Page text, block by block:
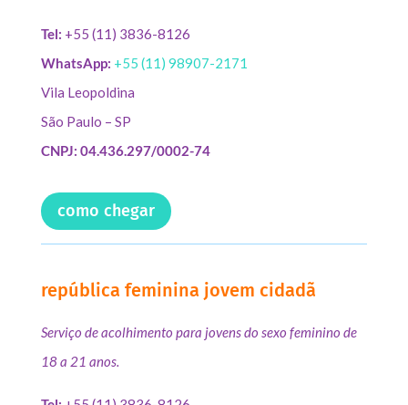
Tel: +55 (11) 3836-8126
WhatsApp: +55 (11) 98907-2171
Vila Leopoldina
São Paulo – SP
CNPJ: 04.436.297/0002-74
como chegar
república feminina jovem cidadã
Serviço de acolhimento para jovens do sexo feminino de
18 a 21 anos.